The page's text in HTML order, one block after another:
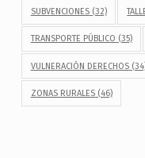
SUBVENCIONES(32)
TRANSPORTE PÚBLICO (35)
VULNERACIÓN DERECHOS
ZONAS RURALES(46)